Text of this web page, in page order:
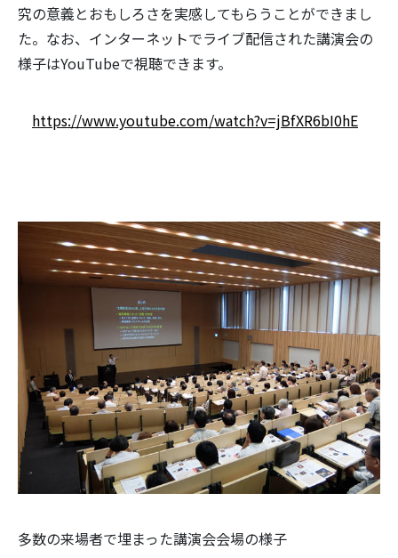
究の意義とおもしろさを実感してもらうことができまし
た。なお、インターネットでライブ配信された講演会の
様子はYouTubeで視聴できます。
https://www.youtube.com/watch?v=jBfXR6bI0hE
多数の来場者で埋まった講演会会場の様子